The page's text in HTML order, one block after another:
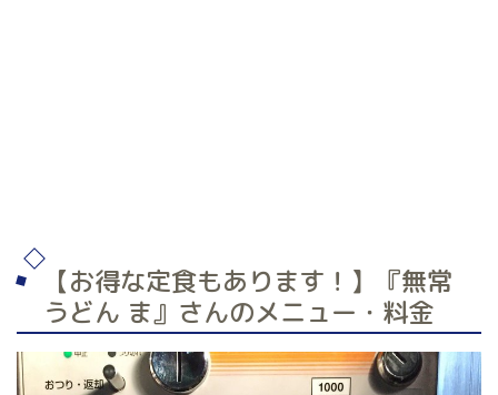
【お得な定食もあります！】『無常
うどん ま』さんのメニュー・料金